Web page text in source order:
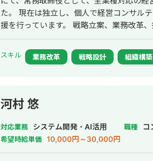
た。 現在は独立し、個人で経営コンサル
援を行っています。 戦略立案、業務改革
ジェクトをリードし、数々の成功に貢献
率化においては、深い専門知識と豊富な
ロジェクトマネジメント経験もあります
クライアントの課題を明確化し、最適な
して行うため、業界を問わず全業種に対
化、売上アップから、人事の採用支援まで
善を行い、企業の成長につなげます。
スキル 業務改革 戦略設計 組織構築
河村 悠
対応業務 システム開発・AI活用 職種 コ
希望時給単価 10,000円～30,000円